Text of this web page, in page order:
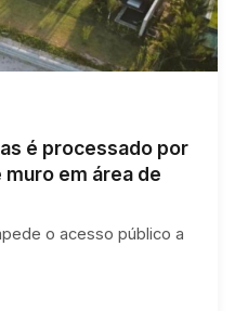
é processado por
em área de
o acesso público a